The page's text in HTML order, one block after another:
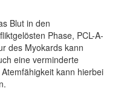
Blut in den
Phase, PCL-A-
des Myokards kann
eine verminderte
kann hierbei